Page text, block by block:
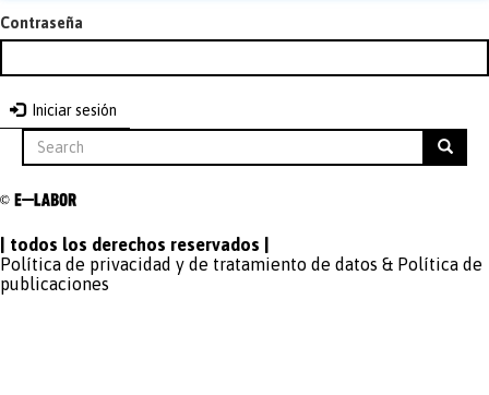
Contraseña
Iniciar sesión
Búsqueda
Search Search
| todos los derechos reservados |
Política de privacidad y de tratamiento de datos & Política de
publicaciones